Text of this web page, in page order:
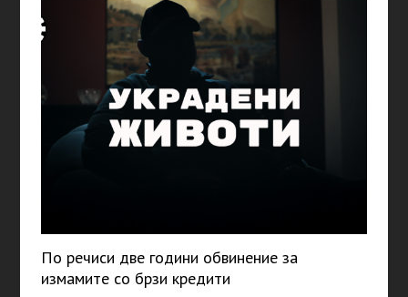
По речиси две години обвинение за
измамите со брзи кредити